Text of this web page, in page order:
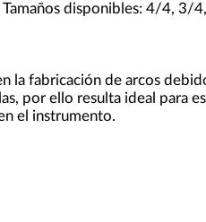
Tamaños disponibles: 4/4,
fabricación de arcos
por ello resulta ideal para
el instrumento.